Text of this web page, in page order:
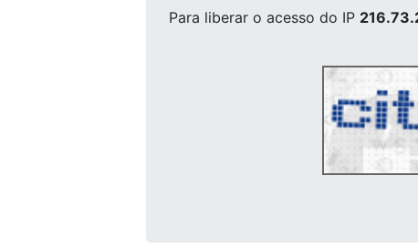
Para liberar o acesso do IP